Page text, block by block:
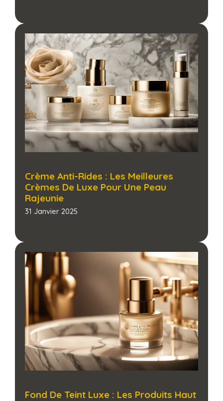
Crème Anti-Rides : Les Meilleures
Crèmes De Luxe Pour Une Peau
Rajeunie
31 Janvier 2025
Fond De Teint Luxe : Les Produits Haut